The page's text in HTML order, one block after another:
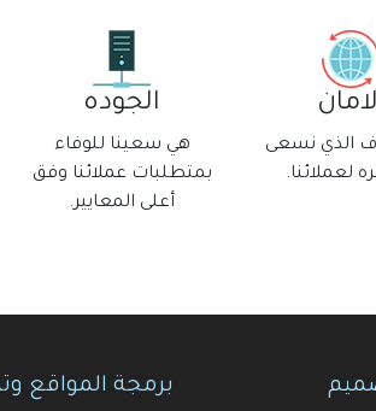
الذي نسعى
لعملائنا.
الجوده
هي سعينا للوفاء
بمتطلبات عملائنا وفق
أعلى المعايير.
برمجة المواقع